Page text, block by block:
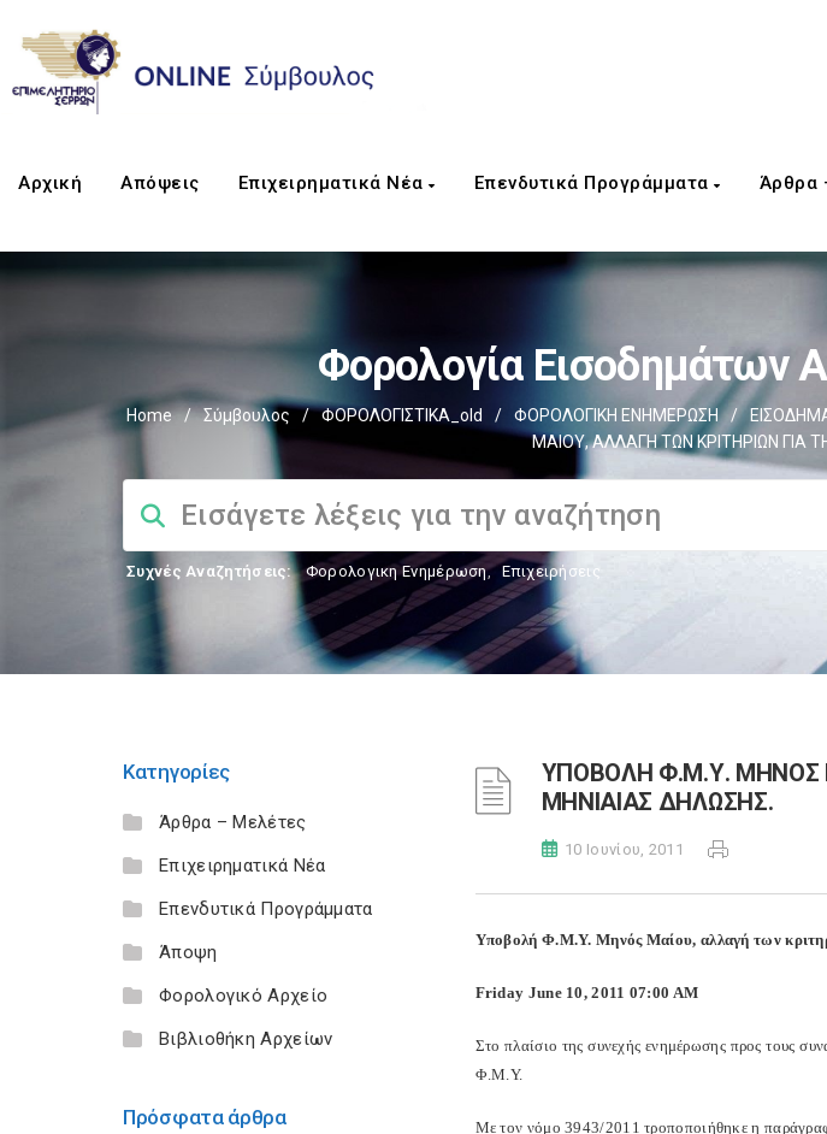
Αρχική Απόψεις Επιχειρηματικά Νέα Επενδυτικά Προγράμματα Άρθρα
Φορολογία Εισοδημάτων
Home / Σύμβουλος / ΦΟΡΟΛΟΓΙΣΤΙΚΑ_old / ΦΟΡΟΛΟΓΙΚΗ ΕΝΗΜΕΡΩΣΗ /
ΜΑΙΟΥ, ΑΛΛΑΓΗ ΤΩΝ ΚΡΙΤΗΡΙΩΝ ΓΙΑ
Συχνές Αναζητήσεις: Φορολογικη Ενημέρωση, Επιχειρήσεις
Κατηγορίες
Άρθρα – Μελέτες
Επιχειρηματικά Νέα
Επενδυτικά Προγράμματα
Άποψη
Φορολογικό Αρχείο
Βιβλιοθήκη Αρχείων
Πρόσφατα άρθρα
ΥΠΟΒΟΛΗ Φ.Μ.Υ. ΜΗΝΟΣ
ΜΗΝΙΑΙΑΣ ΔΗΛΩΣΗΣ.
10 Ιουνίου, 2011
Υποβολή Φ.Μ.Υ. Μηνός Μαίου, αλλαγή των
Friday June 10, 2011 07:00 AM
Στο πλαίσιο της συνεχής ενημέρωσης προς τους
Φ.Μ.Υ.
Με τον νόμο 3943/2011 τροποποιήθηκε η